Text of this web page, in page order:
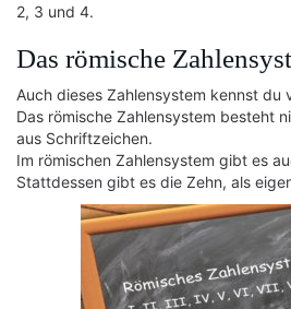
2, 3 und 4.
Das römische
Auch dieses Zahlensystem kennst du
Das römische Zahlensystem besteht
aus Schriftzeichen.
Im römischen Zahlensystem gibt es
Stattdessen gibt es die Zehn, als